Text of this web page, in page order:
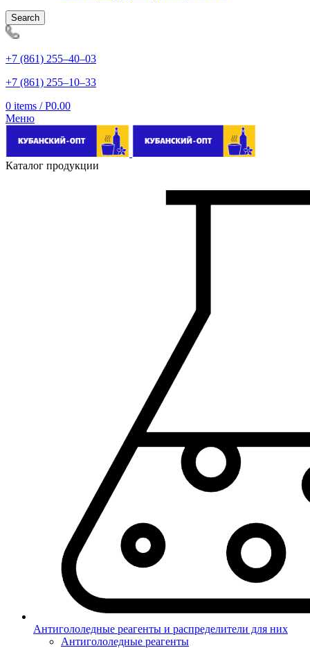
Search
+7 (861) 255‒40‒03
+7 (861) 255‒10‒33
0 items / Р0.00
Меню
Каталог продукции
Антигололедные реагенты и распределители для них
Антигололедные реагенты